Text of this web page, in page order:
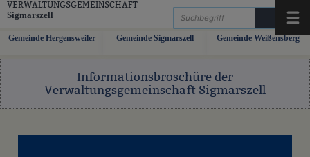
Zum Inhalt,zur Navigationoderzur Startseite springen.
VERWALTUNGSGEMEINSCHAFT
Sigmarszell
Gemeinde Hergensweiler Gemeinde Sigmarszell Gemeinde Weißensberg
Informationsbroschüre der
Verwaltungsgemeinschaft Sigmarszell